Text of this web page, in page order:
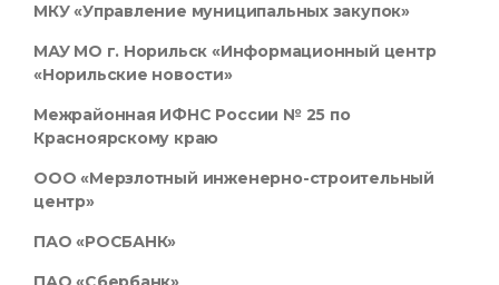
МКУ «Управление муниципальных закупок»
МАУ МО г. Норильск «Информационный центр
«Норильские новости»
Межрайонная ИФНС России № 25 по
Красноярскому краю
ООО «Мерзлотный инженерно-строительный
центр»
ПАО «РОСБАНК»